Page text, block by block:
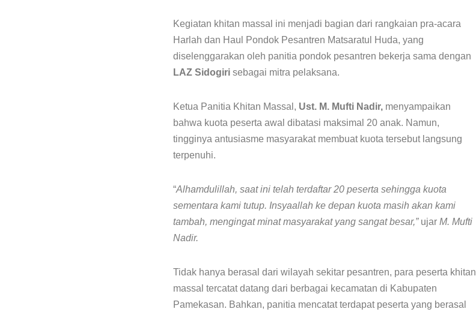
Kegiatan khitan massal ini menjadi bagian dari rangkaian pra-acara
Harlah dan Haul Pondok Pesantren Matsaratul Huda, yang
diselenggarakan oleh panitia pondok pesantren bekerja sama dengan
LAZ Sidogirisebagai mitra pelaksana.
Ketua Panitia Khitan Massal, Ust. M. Mufti Nadir,menyampaikan
bahwa kuota peserta awal dibatasi maksimal 20 anak. Namun,
tingginya antusiasme masyarakat membuat kuota tersebut langsung
terpenuhi.
“Alhamdulillah, saat ini telah terdaftar 20 peserta sehingga kuota
sementara kami tutup. Insyaallah ke depan kuota masih akan kami
tambah, mengingat minat masyarakat yang sangat besar,”ujar M. Mufti
Nadir.
Tidak hanya berasal dari wilayah sekitar pesantren, para peserta khitan
massal tercatat datang dari berbagai kecamatan di Kabupaten
Pamekasan. Bahkan, panitia mencatat terdapat peserta yang berasal